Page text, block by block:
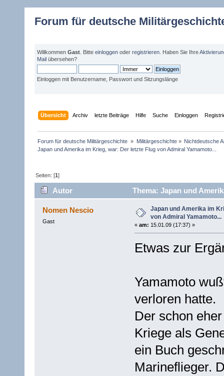
Forum für deutsche
Willkommen Gast . Bitte einloggen oder registrieren . Haben Sie Ihre
Mail übersehen?
Einloggen mit Benutzername, Passwort und Sitzungslänge
Übersicht Archiv letzte Beiträge Hilfe Suche Einloggen
Forum für deutsche Militärgeschichte » Militärgeschichte» Nichtdeutsche
Japan und Amerika im Krieg, war: Der letzte Flug von Admiral Yamamoto...
Seiten: [1]
Autor
Thema: Japan und
(Gelesen 11797 mal)
Nomen Nescio
Gast
Japan und Amerika im
von Admiral Yamamoto...
« am: 15.01.09 (17:37) »
Etwas zur
Yamamoto
verloren hatte.
Der schon
Kriege als
ein Buch
Marineflieger.